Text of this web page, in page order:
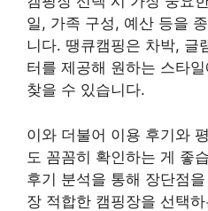
일, 가족 구성, 예산 등을
니다. 땡큐캠핑은 차박, 글
터를 제공해 원하는 스타
찾을 수 있습니다.
이와 더불어 이용 후기와
도 꼼꼼히 확인하는 게 좋
후기 분석을 통해 장단점
장 적합한 캠핑장을 선택